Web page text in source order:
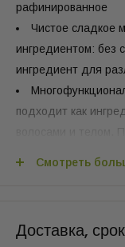
рафинированное
Чистое сладкое
ингредиентом: без
ингредиент для
подходит как
Устойчивое и
Смотреть
Доставка,